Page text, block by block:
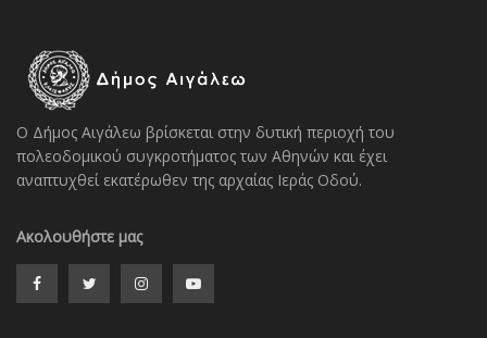
Ο Δήμος Αιγάλεω βρίσκεται στην δυτική περιοχή του
πολεοδομικού συγκροτήματος των Αθηνών και έχει
αναπτυχθεί εκατέρωθεν της αρχαίας Ιεράς Οδού.
Ακολουθήστε μας